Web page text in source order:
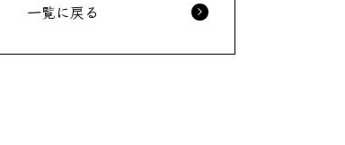
一覧に戻る